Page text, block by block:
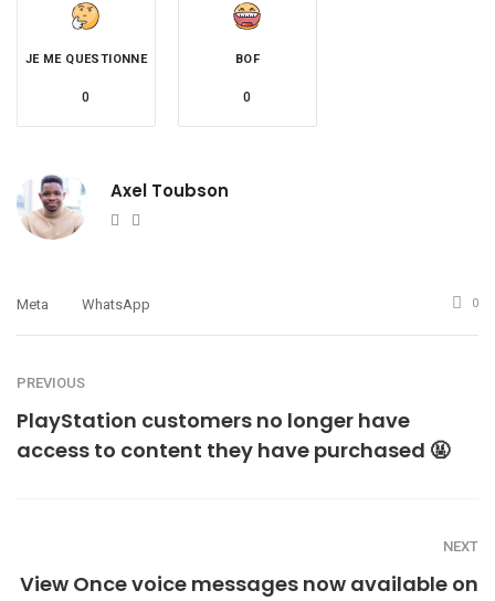
JE ME QUESTIONNE
0
BOF
0
Axel Toubson
Website
Meta WhatsApp 0
PREVIOUS
PlayStation customers no longer have
access to content they have purchased 🤬
NEXT
View Once voice messages now available on